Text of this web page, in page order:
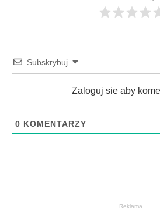
Subskrybuj
Zaloguj sie aby
0 KOMENTARZY
Reklama